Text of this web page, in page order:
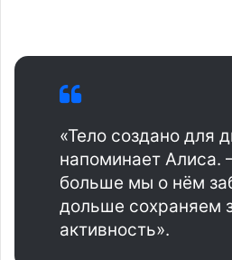
«Тело создано для
напоминает
больше мы о нём
дольше сохраняем
активность».